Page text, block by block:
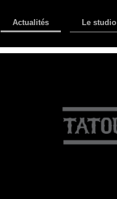
Actualités Le studio